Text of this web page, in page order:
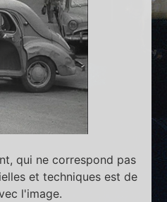
qui ne correspond pas
et techniques est de
l'image.